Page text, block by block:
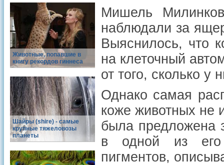
Животные, попавшие в
книгу рекордов гиннеса
Шайры (shire) - самые
крупные тяжеловозы
планеты
Мишель
наблюдали за
Выяснилось, что
на клеточный
от того, сколько у
Однако самая
коже животных не
была предложена
в одной из его
пигментов,